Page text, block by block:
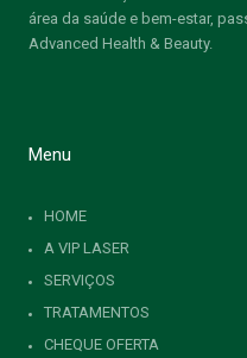
área da saúde e bem-estar,
Advanced Health & Beauty.
Menu
HOME
A VIP LASER
SERVIÇOS
TRATAMENTOS
CHEQUE OFERTA